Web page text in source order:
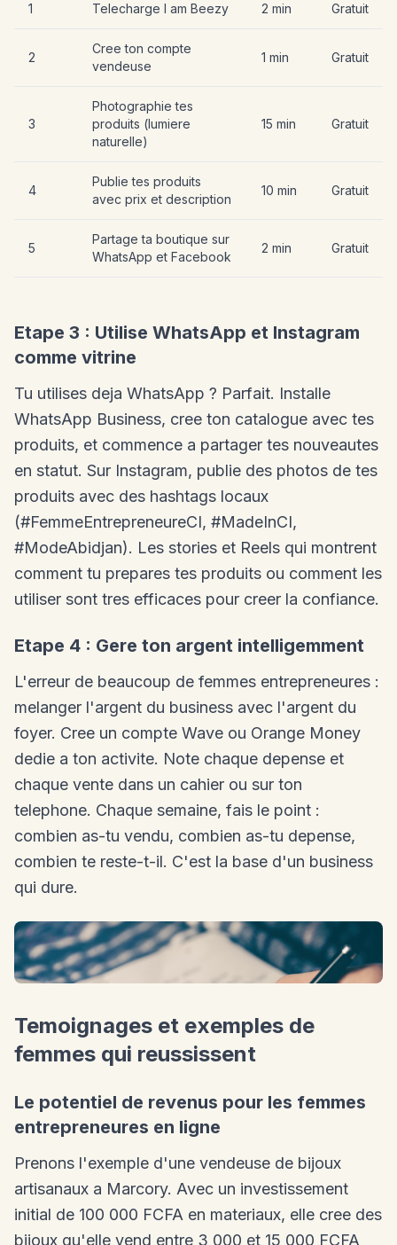
1 Telecharge I am Beezy 2 min Gratuit
2
Cree ton compte
vendeuse
1 min Gratuit
3
Photographie tes
produits (lumiere
naturelle)
15 min Gratuit
4
Publie tes produits
avec prix et description
10 min Gratuit
5
Partage ta boutique sur
WhatsApp et Facebook
2 min Gratuit
Etape 3 : Utilise WhatsApp et Instagram
comme vitrine
Tu utilises deja WhatsApp ? Parfait. Installe
WhatsApp Business, cree ton catalogue avec tes
produits, et commence a partager tes nouveautes
en statut. Sur Instagram, publie des photos de tes
produits avec des hashtags locaux
(#FemmeEntrepreneureCI, #MadeInCI,
#ModeAbidjan). Les stories et Reels qui montrent
comment tu prepares tes produits ou comment les
utiliser sont tres efficaces pour creer la confiance.
Etape 4 : Gere ton argent intelligemment
L'erreur de beaucoup de femmes entrepreneures :
melanger l'argent du business avec l'argent du
foyer. Cree un compte Wave ou Orange Money
dedie a ton activite. Note chaque depense et
chaque vente dans un cahier ou sur ton
telephone. Chaque semaine, fais le point :
combien as-tu vendu, combien as-tu depense,
combien te reste-t-il. C'est la base d'un business
qui dure.
Temoignages et exemples de
femmes qui reussissent
Le potentiel de revenus pour les femmes
entrepreneures en ligne
Prenons l'exemple d'une vendeuse de bijoux
artisanaux a Marcory. Avec un investissement
initial de 100 000 FCFA en materiaux, elle cree des
bijoux qu'elle vend entre 3 000 et 15 000 FCFA